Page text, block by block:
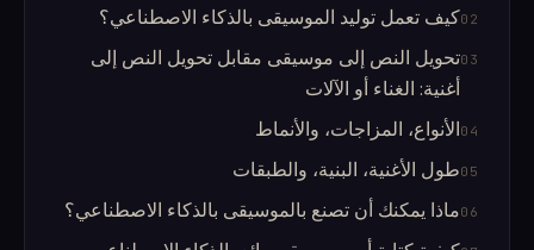
02كيف تعمل توليد الموسيقى بالذكاء الاصطناعي؟
03تحويل النص إلى موسيقى مقابل تحويل النص إلى
أغنية: الغناء أو الآلات
04الأنواع، المزاجات، والأنماط
05طول الأغنية، البنية، والطبقات
06ماذا يمكنك أن تصنع بالموسيقى بالذكاء الاصطناعي؟